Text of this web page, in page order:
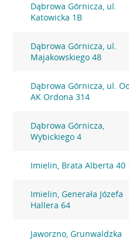
Dąbrowa Górnicza, ul.
Katowicka 1B
Dąbrowa Górnicza, ul.
Majakowskiego 48
Dąbrowa Górnicza, ul.
AK Ordona 314
Dąbrowa Górnicza,
Wybickiego 4
Imielin, Brata Alberta 40
Imielin, Generała Józefa
Hallera 64
Jaworzno, Grunwaldzka